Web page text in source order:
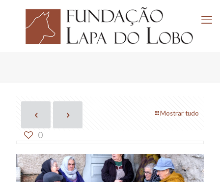
Mostrar tudo
0